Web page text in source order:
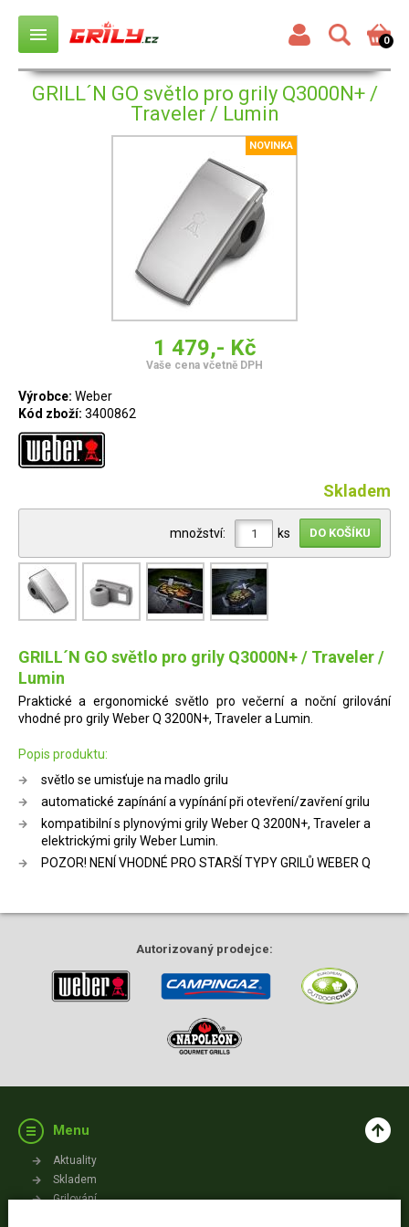
0
menu
GRILL´N GO světlo pro grily Q3000N+ /
Traveler / Lumin
NOVINKA
1 479,- Kč
Vaše cena včetně DPH
Výrobce: Weber
Kód zboží: 3400862
Skladem
množství: ks
GRILL´N GO světlo pro grily Q3000N+ / Traveler /
Lumin
Praktické a ergonomické světlo pro večerní a noční grilování
vhodné pro grily Weber Q 3200N+, Traveler a Lumin.
Popis produktu:
světlo se umisťuje na madlo grilu
automatické zapínání a vypínání při otevření/zavření grilu
kompatibilní s plynovými grily Weber Q 3200N+, Traveler a
elektrickými grily Weber Lumin.
POZOR! NENÍ VHODNÉ PRO STARŠÍ TYPY GRILŮ WEBER Q
Autorizovaný prodejce:
Menu
Aktuality
Skladem
Grilování